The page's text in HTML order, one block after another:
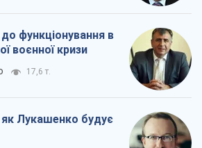
функціонування в
воєнної кризи
17,6 т.
як Лукашенко будує